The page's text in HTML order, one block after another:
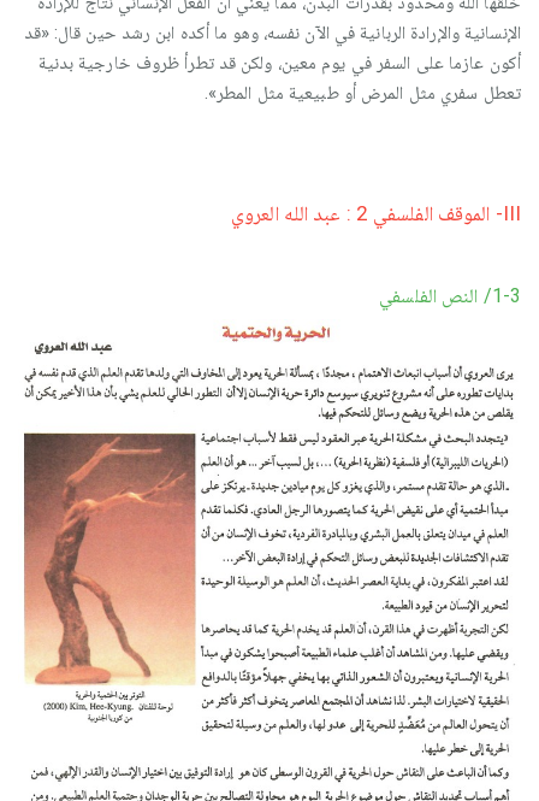
الإنسانية والإرادة الربانية في الآن نفسه، وهو ما أكده ابن رشد حين قال: «قد
أكون عازما على السفر في يوم معين، ولكن قد تطرأ ظروف خارجية بدنية
تعطل سفري مثل المرض أو طبيعية مثل المطر».
III- الموقف الفلسفي 2 : عبد الله العروي
1-3/ النص الفلسفي